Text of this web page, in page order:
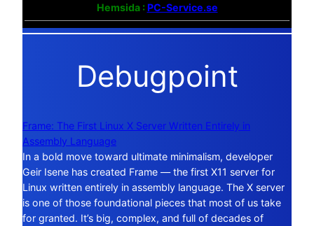
Hemsida :PC-Service.se
Debugpoint
Frame: The First Linux X Server Written Entirely in
Assembly Language
In a bold move toward ultimate minimalism, developer
Geir Isene has created Frame — the first X11 server for
Linux written entirely in assembly language. The X server
is one of those foundational pieces that most of us take
for granted. It’s big, complex, and full of decades of